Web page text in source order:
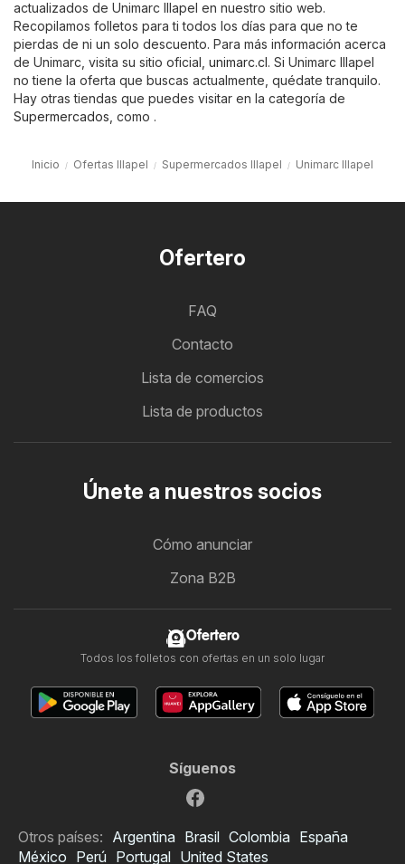
actualizados de Unimarc Illapel en nuestro sitio web.
Recopilamos folletos para ti todos los días para que no te
pierdas de ni un solo descuento. Para más información acerca
de Unimarc, visita su sitio oficial, unimarc.cl. Si Unimarc Illapel
no tiene la oferta que buscas actualmente, quédate tranquilo.
Hay otras tiendas que puedes visitar en la categoría de
Supermercados , como .
Inicio Ofertas Illapel Supermercados Illapel Unimarc Illapel
Ofertero
FAQ
Contacto
Lista de comercios
Lista de productos
Únete a nuestros socios
Cómo anunciar
Zona B2B
Ofertero
Todos los folletos con ofertas en un solo lugar
Síguenos
Otros países: Argentina Brasil Colombia España
México Perú Portugal United States